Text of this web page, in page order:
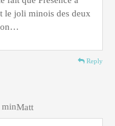
le joli minois des deux
Reply
Matt
min